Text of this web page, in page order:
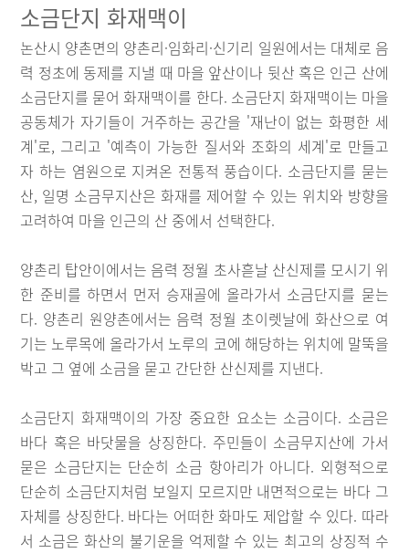
소금단지 화재맥이
논산시 양촌면의 양촌리·임화리·신기리 일원에서는 대체로 음
력 정초에 동제를 지낼 때 마을 앞산이나 뒷산 혹은 인근 산에
소금단지를 묻어 화재맥이를 한다. 소금단지 화재맥이는 마을
공동체가 자기들이 거주하는 공간을 '재난이 없는 화평한 세
계'로, 그리고 '예측이 가능한 질서와 조화의 세계'로 만들고
자 하는 염원으로 지켜온 전통적 풍습이다. 소금단지를 묻는
산, 일명 소금무지산은 화재를 제어할 수 있는 위치와 방향을
고려하여 마을 인근의 산 중에서 선택한다.
양촌리 탑안이에서는 음력 정월 초사흗날 산신제를 모시기 위
한 준비를 하면서 먼저 승재골에 올라가서 소금단지를 묻는
다. 양촌리 원양촌에서는 음력 정월 초이렛날에 화산으로 여
기는 노루목에 올라가서 노루의 코에 해당하는 위치에 말뚝을
박고 그 옆에 소금을 묻고 간단한 산신제를 지낸다.
소금단지 화재맥이의 가장 중요한 요소는 소금이다. 소금은
바다 혹은 바닷물을 상징한다. 주민들이 소금무지산에 가서
묻은 소금단지는 단순히 소금 항아리가 아니다. 외형적으로
단순히 소금단지처럼 보일지 모르지만 내면적으로는 바다 그
자체를 상징한다. 바다는 어떠한 화마도 제압할 수 있다. 따라
서 소금은 화산의 불기운을 억제할 수 있는 최고의 상징적 수